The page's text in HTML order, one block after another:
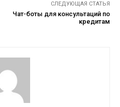
СЛЕДУЮЩАЯ СТАТЬЯ
Чат-боты для консультаций по
кредитам